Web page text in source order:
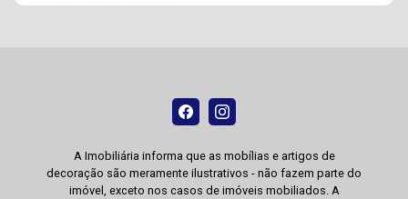
A Imobiliária informa que as mobílias e artigos de
decoração são meramente ilustrativos - não fazem parte do
imóvel, exceto nos casos de imóveis mobiliados. A